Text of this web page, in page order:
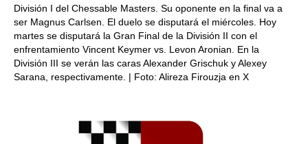
División I del Chessable Masters. Su oponente en la final va a
ser Magnus Carlsen. El duelo se disputará el miércoles. Hoy
martes se disputará la Gran Final de la División II con el
enfrentamiento Vincent Keymer vs. Levon Aronian. En la
División III se verán las caras Alexander Grischuk y Alexey
Sarana, respectivamente. | Foto: Alireza Firouzja en X